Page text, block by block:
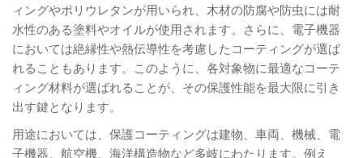
ィングやポリウレタンが用いられ、木材の防腐や防虫には耐
水性のある塗料やオイルが使用されます。さらに、電子機器
においては絶縁性や熱伝導性を考慮したコーティングが選ば
れることもあります。このように、各対象物に最適なコーテ
ィング材料が選ばれることが、その保護性能を最大限に引き
出す鍵となります。
用途においては、保護コーティングは建物、車両、機械、電
子機器、航空機、海洋構造物など多岐にわたります。例え